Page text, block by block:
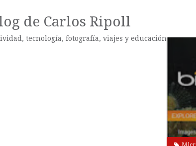
de Carlos Ripoll
tecnología, fotografía, viajes y educación